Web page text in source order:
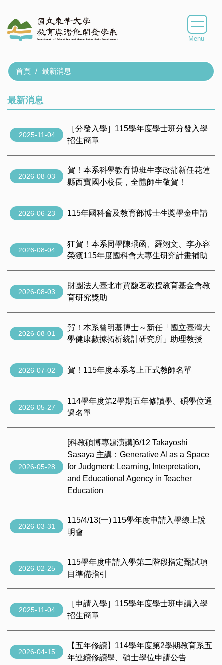
主
要
容
區
首頁 最新消息
最新消息
2025-11-04
［分發入學］115學年度學士班分發入學
招生簡章
2026-08-03
賀！本系科學教育博班生李政蒲新任花蓮
縣西寶國小校長，全體師生敬賀！
2026-06-23 115年國科會及教育部博士生獎學金申請
2026-08-04
狂賀！本系同學陳瑀函、羅翊文、李亦容
榮獲115年度國科會大專生研究計畫補助
2026-08-03
財團法人臺北市賈馥茗教授教育基金會教
育研究獎助
2026-08-01
賀！本系曾明基博士～新任「國立臺灣大
學健康數據拓析統計研究所」助理教授
2026-07-02 賀！115年度本系考上正式教師名單
2026-05-27
114學年度第2學期五年修讀學、碩學位通
過名單
2026-05-28
[科教碩博專題演講]6/12 Takayoshi
Sasaya 主講：Generative AI as a Space
for Judgment: Learning, Interpretation,
and Educational Agency in Teacher
Education
2026-03-31
115/4/13(一) 115學年度申請入學線上說
明會
2026-02-25
115學年度申請入學第二階段指定甄試項
目準備指引
2025-11-04
［申請入學］115學年度學士班申請入學
招生簡章
2026-04-15
【五年修讀】114學年度第2學期教育系五
年連續修讀學、碩士學位申請公告